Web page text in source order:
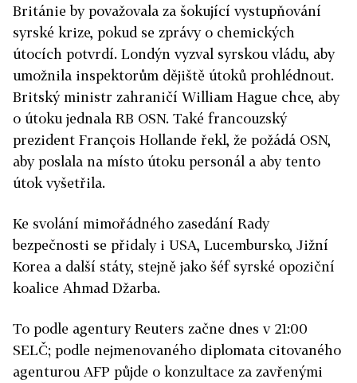
Británie by považovala za šokující vystupňování
syrské krize, pokud se zprávy o chemických
útocích potvrdí. Londýn vyzval syrskou vládu, aby
umožnila inspektorům dějiště útoků prohlédnout.
Britský ministr zahraničí William Hague chce, aby
o útoku jednala RB OSN. Také francouzský
prezident François Hollande řekl, že požádá OSN,
aby poslala na místo útoku personál a aby tento
útok vyšetřila.
Ke svolání mimořádného zasedání Rady
bezpečnosti se přidaly i USA, Lucembursko, Jižní
Korea a další státy, stejně jako šéf syrské opoziční
koalice Ahmad Džarba.
To podle agentury Reuters začne dnes v 21:00
SELČ; podle nejmenovaného diplomata citovaného
agenturou AFP půjde o konzultace za zavřenými